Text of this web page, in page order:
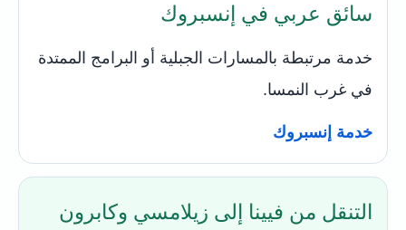
سائق عربي في إنسبروك
خدمة مرتبطة بالمسارات الجبلية أو البرامج الممتدة
في غرب النمسا.
خدمة إنسبروك
التنقل من فيينا إلى زيلامسي وكابرون